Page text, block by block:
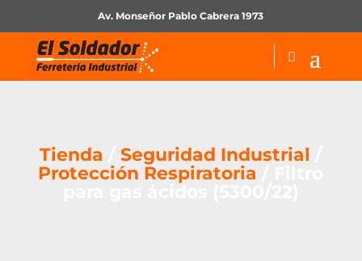
Av. Monseñor Pablo Cabrera 1973
Tienda Seguridad Industrial
Protección Respiratoria